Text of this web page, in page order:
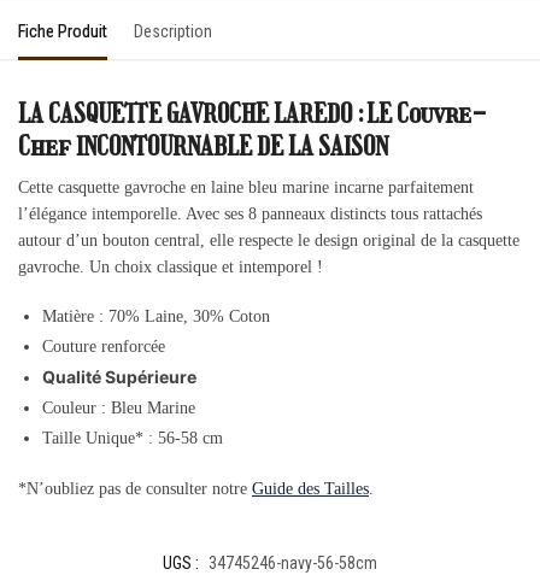
Fiche Produit Description
LA CASQUETTE GAVROCHE LAREDO : LE Couvre-
Chef INCONTOURNABLE DE LA SAISON
Cette casquette gavroche en laine bleu marine incarne parfaitement
l’élégance intemporelle. Avec ses 8 panneaux distincts tous rattachés
autour d’un bouton central, elle respecte le design original de la casquette
gavroche. Un choix classique et intemporel !
Matière : 70% Laine, 30% Coton
Couture renforcée
Qualité Supérieure
Couleur : Bleu Marine
Taille Unique* : 56-58 cm
*N’oubliez pas de consulter notre Guide des Tailles
UGS :
34745246-navy-56-58cm